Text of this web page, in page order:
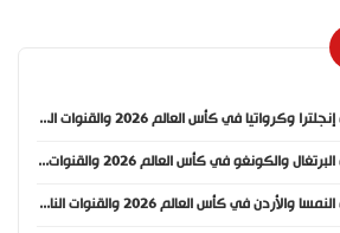
موعد مباراة إنجلترا وكرواتيا في كأس العالم 2026 والقنوات الناقلة
موعد مباراة البرتغال والكونغو في كأس العالم 2026 والقنوات الناقلة
موعد مباراة النمسا والأردن في كأس العالم 2026 والقنوات الناقلة